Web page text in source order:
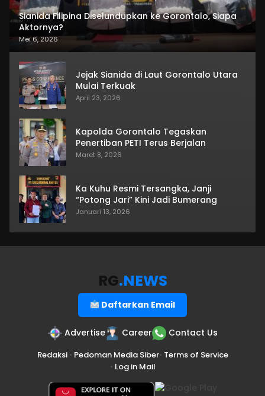
Sianida Filipina Diselundupkan ke Gorontalo, Siapa
Aktornya?
Mei 6, 2026
Jejak Sianida di Laut Gorontalo Utara
Mulai Terkuak
April 23, 2026
Kapolda Gorontalo Tegaskan
Penertiban PETI Terus Berjalan
Maret 8, 2026
Ka Kuhu Resmi Tersangka, Janji
“Potong Jari” Kini Jadi Bumerang
Januari 13, 2026
RG.NEWS
Daftarkan Email
Advertise Career Contact Us
Redaksi• Pedoman Media Siber• Terms of Service
• Log in Mail